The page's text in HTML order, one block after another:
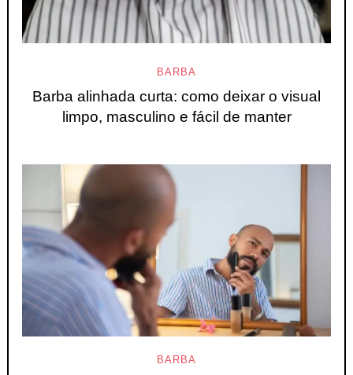
BARBA
Barba alinhada curta: como deixar o visual
limpo, masculino e fácil de manter
BARBA